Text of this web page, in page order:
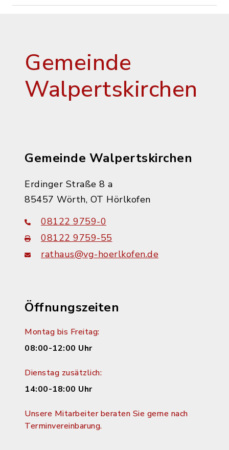
Gemeinde
Walpertskirchen
Gemeinde Walpertskirchen
Erdinger Straße 8 a
85457 Wörth, OT Hörlkofen
08122 9759-0
08122 9759-55
rathaus@vg-hoerlkofen.de
Öffnungszeiten
Montag bis Freitag:
08:00-12:00 Uhr
Dienstag zusätzlich:
14:00-18:00 Uhr
Unsere Mitarbeiter beraten Sie gerne nach
Terminvereinbarung.